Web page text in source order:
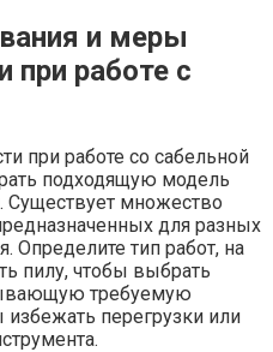
и меры
при работе с
при работе со сабельной
подходящую модель
Существует множество
для разных
Определите тип работ, на
пилу, чтобы выбрать
требуемую
перегрузки или